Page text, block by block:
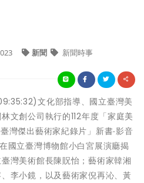
新聞 新聞時事
文化部指導、國立臺灣美
文創公司執行的112年度「家庭美
灣傑出藝術家紀錄片」新書‧影音
國立臺灣博物館小白宮展演廳揭
灣美術館長陳貺怡；藝術家韓湘
李小鏡，以及藝術家倪再沁、黃